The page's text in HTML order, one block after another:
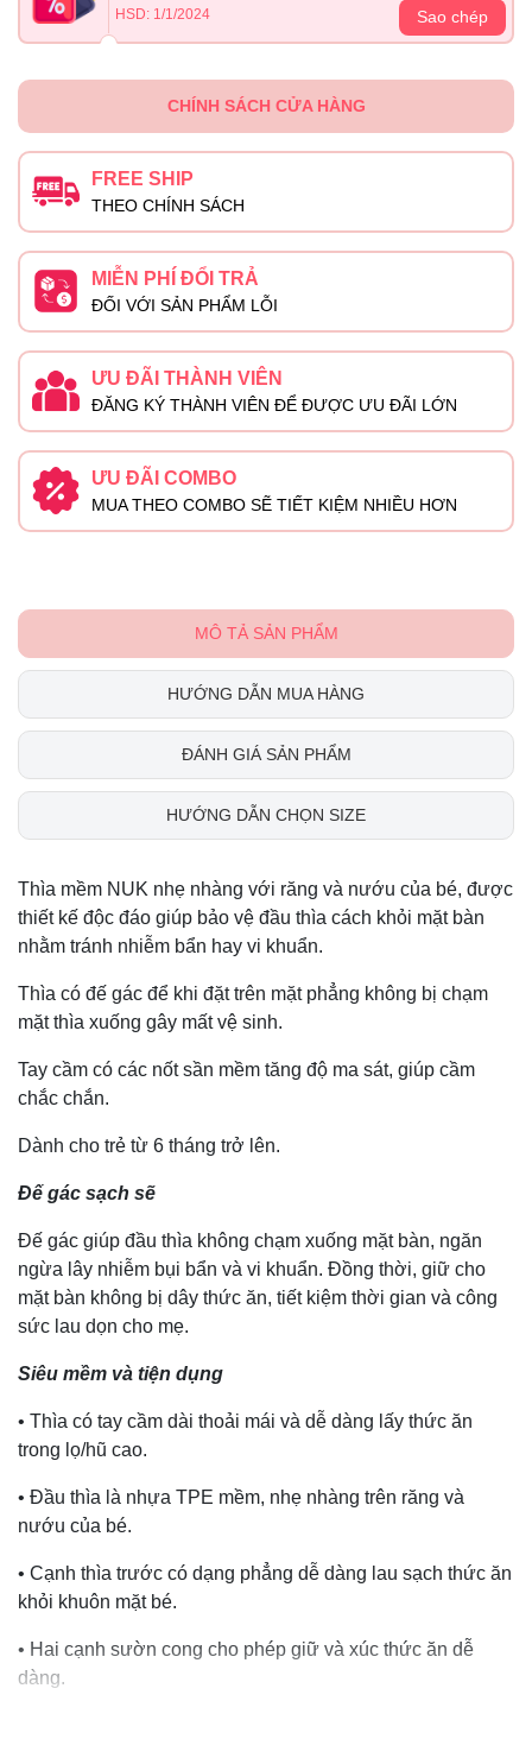
HSD: 1/1/2024
Sao chép
CHÍNH SÁCH CỬA HÀNG
FREE SHIP
THEO CHÍNH SÁCH
MIỄN PHÍ ĐỔI TRẢ
ĐỐI VỚI SẢN PHẨM LỖI
ƯU ĐÃI THÀNH VIÊN
ĐĂNG KÝ THÀNH VIÊN ĐỂ ĐƯỢC ƯU ĐÃI LỚN
ƯU ĐÃI COMBO
MUA THEO COMBO SẼ TIẾT KIỆM NHIỀU HƠN
MÔ TẢ SẢN PHẨM
HƯỚNG DẪN MUA HÀNG
ĐÁNH GIÁ SẢN PHẨM
HƯỚNG DẪN CHỌN SIZE
Thìa mềm NUK nhẹ nhàng với răng và nướu của bé, được
thiết kế độc đáo giúp bảo vệ đầu thìa cách khỏi mặt bàn
nhằm tránh nhiễm bẩn hay vi khuẩn.
Thìa có đế gác để khi đặt trên mặt phẳng không bị chạm
mặt thìa xuống gây mất vệ sinh.
Tay cầm có các nốt sần mềm tăng độ ma sát, giúp cầm
chắc chắn.
Dành cho trẻ từ 6 tháng trở lên.
Đế gác sạch sẽ
Đế gác giúp đầu thìa không chạm xuống mặt bàn, ngăn
ngừa lây nhiễm bụi bẩn và vi khuẩn. Đồng thời, giữ cho
mặt bàn không bị dây thức ăn, tiết kiệm thời gian và công
sức lau dọn cho mẹ.
Siêu mềm và tiện dụng
• Thìa có tay cầm dài thoải mái và dễ dàng lấy thức ăn
trong lọ/hũ cao.
• Đầu thìa là nhựa TPE mềm, nhẹ nhàng trên răng và
nướu của bé.
• Cạnh thìa trước có dạng phẳng dễ dàng lau sạch thức ăn
khỏi khuôn mặt bé.
• Hai cạnh sườn cong cho phép giữ và xúc thức ăn dễ
dàng.